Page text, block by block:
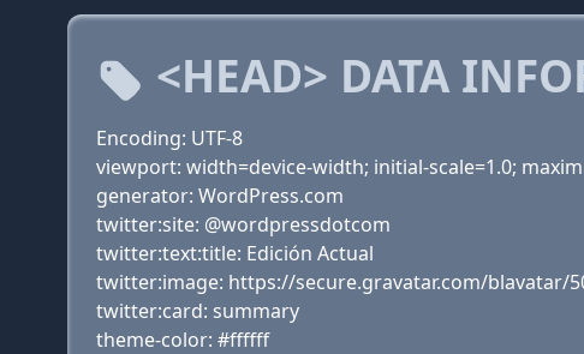
<HEAD> DATA
Encoding: UTF-8
viewport: width=device-width; initial-scale=1.0;
generator: WordPress.com
twitter:site: @wordpressdotcom
twitter:text:title: Edición Actual
twitter:image: https://secure.gravatar.com/blavatar/
twitter:card: summary
theme-color: #ffffff